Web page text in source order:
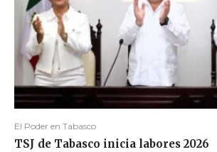
El Poder en Tabasco
TSJ de Tabasco inicia labores 2026